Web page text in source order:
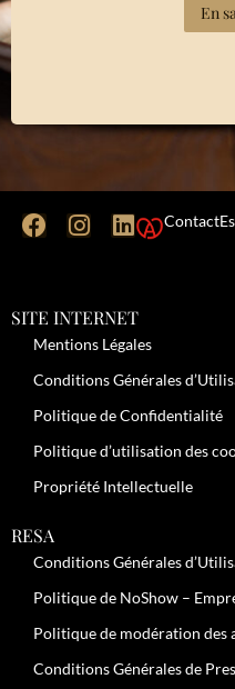
En
Contact
SITE INTERNET
Mentions Légales
Conditions Générales
Politique de Confidentialité
Politique d’utilisation des
Propriété Intellectuelle
RESA
Conditions Générales
Politique de NoShow –
Politique de modération des
Conditions Générales de